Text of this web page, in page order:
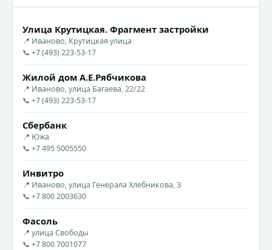
Улица Крутицкая. Фрагмент застройки
📍 Иваново, Крутицкая улица
📞 +7 (493) 223-53-17
Жилой дом А.Е.Рябчикова
📍 Иваново, улица Багаева, 22/22
📞 +7 (493) 223-53-17
Сбербанк
📍 Южа
📞 +7 495 5005550
Инвитро
📍 Иваново, улица Генерала Хлебникова, 3
📞 +7 800 2003630
Фасоль
📍 улица Свободы
📞 +7 800 7001077